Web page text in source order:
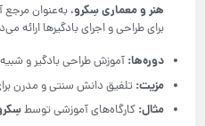
هنر و معماری سِکرو، به‌عنوان مرجع
برای طراحی و اجرای بادگیرها ارائه
دوره‌ها: آموزش طراحی بادگیر و
مزیت: تلفیق دانش سنتی و مدرن
مثال: کارگاه‌های آموزشی توسط